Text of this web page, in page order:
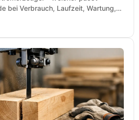
bei Verbrauch, Laufzeit, Wartung,